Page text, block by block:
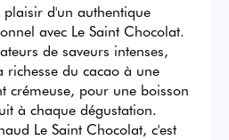
d'un authentique
avec Le Saint Chocolat.
de saveurs intenses,
richesse du cacao à une
crémeuse, pour une boisson
à chaque dégustation.
Le Saint Chocolat, c'est